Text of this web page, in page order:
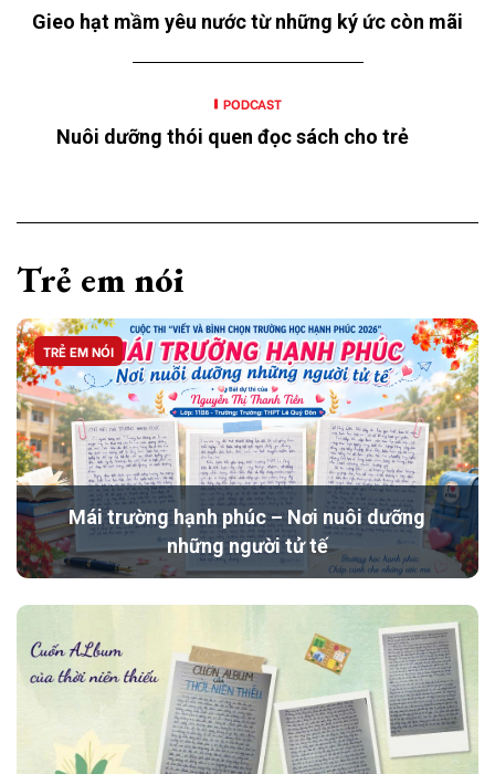
Gieo hạt mầm yêu nước từ những ký ức còn mãi
PODCAST
Nuôi dưỡng thói quen đọc sách cho trẻ
Trẻ em nói
TRẺ EM NÓI
Mái trường hạnh phúc – Nơi nuôi dưỡng
những người tử tế